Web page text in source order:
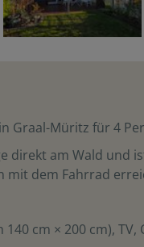
Graal-Müritz für 4
direkt am Wald und
dem Fahrrad
cm × 200 cm), TV,